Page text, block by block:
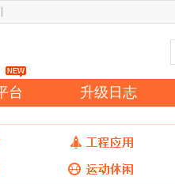
台 升级日志